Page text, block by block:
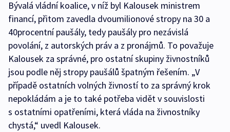
Bývalá vládní koalice, v níž byl Kalousek ministrem
financí, přitom zavedla dvoumilionové stropy na 30 a
40procentní paušály, tedy paušály pro nezávislá
povolání, z autorských práv a z pronájmů. To považuje
Kalousek za správné, pro ostatní skupiny živnostníků
jsou podle něj stropy paušálů špatným řešením. „V
případě ostatních volných živností to za správný krok
nepokládám a je to také potřeba vidět v souvislosti
s ostatními opatřeními, která vláda na živnostníky
chystá,“ uvedl Kalousek.